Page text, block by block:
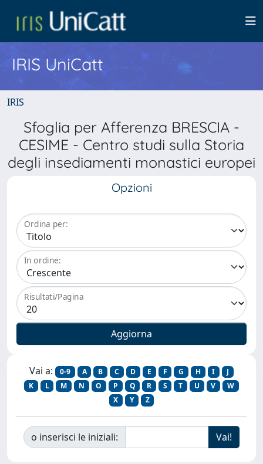
IRIS UniCatt
IRIS
Sfoglia per Afferenza BRESCIA -
CESIME - Centro studi sulla Storia
degli insediamenti monastici europei
Opzioni
Ordina per:
In ordine:
Risultati/Pagina
Vai a: 0-9 A B C D E F G H I
J
K
L M N O P Q R S T U V
W
X
Y Z
o inserisci le iniziali: